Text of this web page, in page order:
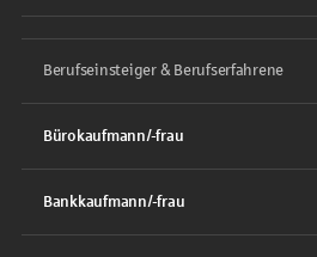
Berufseinsteiger & Berufserfahrene
Bürokaufmann/-frau
Bankkaufmann/-frau